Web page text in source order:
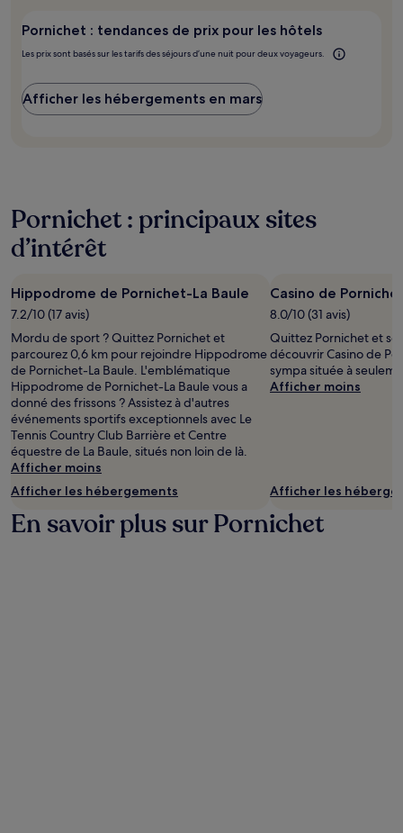
s’appliquer.
Pornichet : tendances de prix pour les hôtels
Les prix sont basés sur les tarifs des séjours d’une nuit pour deux voyageurs.
Afficher les hébergements en mars
Pornichet : principaux sites
d’intérêt
Hippodrome de Pornichet-La Baule
7.2/10 (17 avis)
Mordu de sport ? Quittez Pornichet et
parcourez 0,6 km pour rejoindre Hippodrome
de Pornichet-La Baule. L'emblématique
Hippodrome de Pornichet-La Baule vous a
donné des frissons ? Assistez à d'autres
événements sportifs exceptionnels avec Le
Tennis Country Club Barrière et Centre
équestre de La Baule, situés non loin de là.
Afficher moins
Afficher les hébergements
Casino de
8.0/10 (31 avis)
Quittez Pornichet et
découvrir Casino de
sympa située à
Afficher moins
Afficher les
En savoir plus sur Pornichet